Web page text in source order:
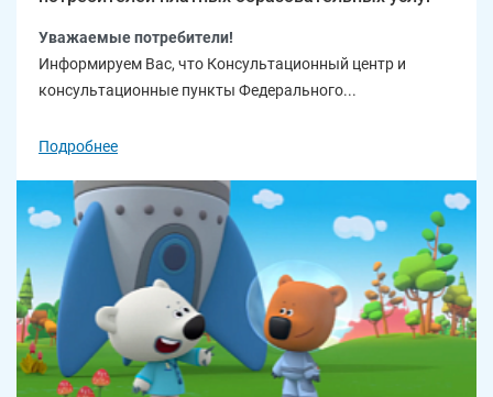
Уважаемые потребители!
Информируем Вас, что Консультационный центр и
консультационные пункты Федерального...
Подробнее